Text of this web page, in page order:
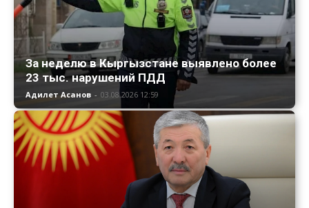
За неделю в Кыргызстане выявлено более
23 тыс. нарушений ПДД
Адилет Асанов - 03.08.2026 12:59